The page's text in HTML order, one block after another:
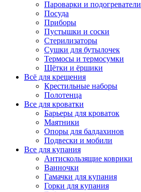
Пароварки и подогреватели
Посуда
Приборы
Пустышки и соски
Стерилизаторы
Сушки для бутылочек
Термосы и термосумки
Щётки и ёршики
Всё для крещения
Крестильные наборы
Полотенца
Все для кроватки
Барьеры для кроваток
Маятники
Опоры для балдахинов
Подвески и мобили
Все для купания
Антискользящие коврики
Ванночки
Гамачки для купания
Горки для купания